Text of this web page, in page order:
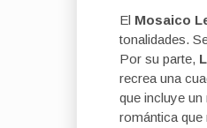
El Mosaico
tonalidades.
Por su parte,
recrea una
que incluye
romántica que